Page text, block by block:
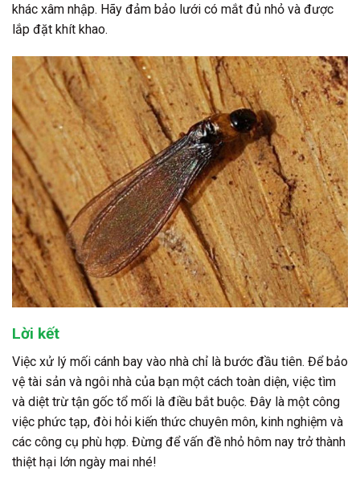
khác xâm nhập. Hãy đảm bảo lưới có mắt đủ nhỏ và được
lắp đặt khít khao.
Lời kết
Việc xử lý mối cánh bay vào nhà chỉ là bước đầu tiên. Để bảo
vệ tài sản và ngôi nhà của bạn một cách toàn diện, việc tìm
và diệt trừ tận gốc tổ mối là điều bắt buộc. Đây là một công
việc phức tạp, đòi hỏi kiến thức chuyên môn, kinh nghiệm và
các công cụ phù hợp. Đừng để vấn đề nhỏ hôm nay trở thành
thiệt hại lớn ngày mai nhé!